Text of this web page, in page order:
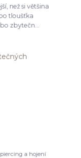
než si většina
tloušťka
zbytečn...
piercing a hojení